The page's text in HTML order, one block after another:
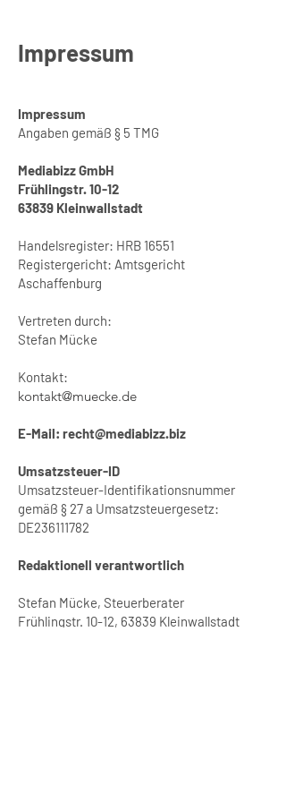
Impressum
Impressum
Angaben gemäß § 5 TMG
Mediabizz GmbH
Frühlingstr. 10-12
63839 Kleinwallstadt
Handelsregister: HRB 16551
Registergericht: Amtsgericht
Aschaffenburg
Vertreten durch:
Stefan Mücke
Kontakt:
kontakt@muecke.de
E-Mail: recht@mediabizz.biz
Umsatzsteuer-ID
Umsatzsteuer-Identifikationsnummer
gemäß § 27 a Umsatzsteuergesetz:
DE236111782
Redaktionell verantwortlich
Stefan Mücke, Steuerberater
Frühlingstr. 10-12, 63839 Kleinwallstadt